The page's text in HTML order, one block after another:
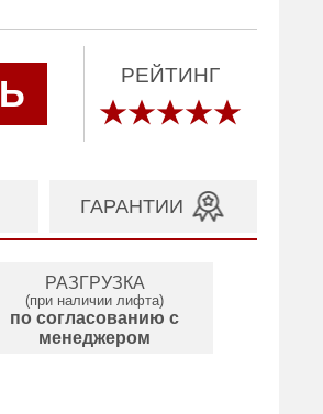
РЕЙТИНГ
ГАРАНТИИ
РАЗГРУЗКА
(при наличии лифта)
по согласованию с
менеджером